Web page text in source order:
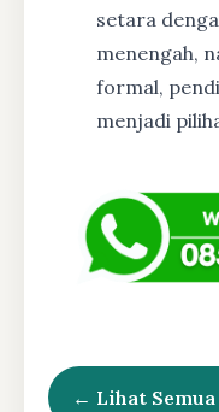
setara
menengah,
formal,
menjadi
← Lihat